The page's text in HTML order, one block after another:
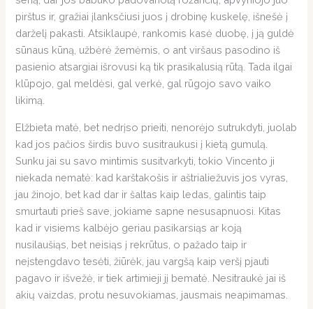
pirštus ir, gražiai įlanksčiusi juos į drobinę kuskelę, išnešė į
darželį pakasti. Atsiklaupė, rankomis kasė duobę, į ją guldė
sūnaus kūną, užbėrė žemėmis, o ant viršaus pasodino iš
pasienio atsargiai išrovusi ką tik prasikalusią rūtą. Tada ilgai
klūpojo, gal meldėsi, gal verkė, gal rūgojo savo vaiko
likimą.
Elžbieta matė, bet nedrįso prieiti, nenorėjo sutrukdyti, juolab
kad jos pačios širdis buvo susitraukusi į kietą gumulą.
Sunku jai su savo mintimis susitvarkyti, tokio Vincento ji
niekada nematė: kad karštakošis ir aštrialiežuvis jos vyras,
jau žinojo, bet kad dar ir šaltas kaip ledas, galintis taip
smurtauti prieš save, jokiame sapne nesusapnuosi. Kitas
kad ir visiems kalbėjo geriau pasikarsiąs ar koją
nusilaušiąs, bet neisiąs į rekrūtus, o pažado taip ir
neįstengdavo tesėti, žiūrėk, jau vargšą kaip veršį pjauti
pagavo ir išvežė, ir tiek artimieji jį bematė. Nesitraukė jai iš
akių vaizdas, protu nesuvokiamas, jausmais neapimamas.